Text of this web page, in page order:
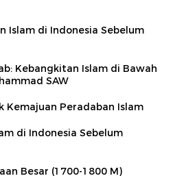
Islam di Indonesia Sebelum
Kebangkitan Islam di Bawah
SAW
Kemajuan Peradaban Islam
di Indonesia Sebelum
Besar (1700-1800 M)